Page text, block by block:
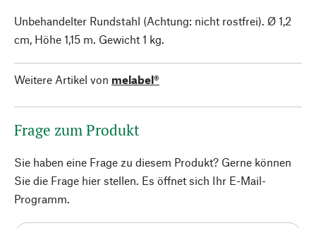
Unbehandelter Rundstahl (Achtung: nicht rostfrei). Ø 1,2
cm, Höhe 1,15 m. Gewicht 1 kg.
Weitere Artikel von melabel®
Frage zum Produkt
Sie haben eine Frage zu diesem Produkt? Gerne können
Sie die Frage hier stellen. Es öffnet sich Ihr E-Mail-
Programm.